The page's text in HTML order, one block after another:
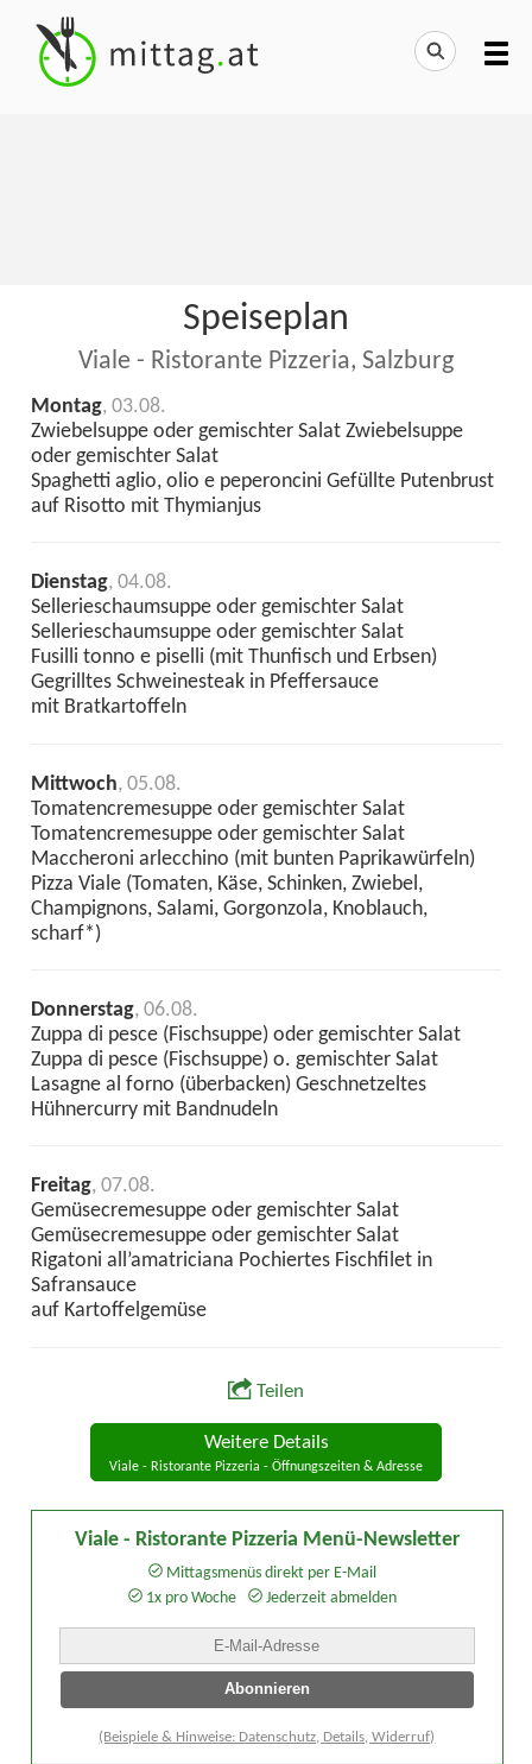
Speiseplan
Viale - Ristorante Pizzeria, Salzburg
Montag, 03.08.
Zwiebelsuppe oder gemischter Salat Zwiebelsuppe
oder gemischter Salat
Spaghetti aglio, olio e peperoncini Gefüllte Putenbrust
auf Risotto mit Thymianjus
Dienstag, 04.08.
Sellerieschaumsuppe oder gemischter Salat
Sellerieschaumsuppe oder gemischter Salat
Fusilli tonno e piselli (mit Thunfisch und Erbsen)
Gegrilltes Schweinesteak in Pfeffersauce
mit Bratkartoffeln
Mittwoch, 05.08.
Tomatencremesuppe oder gemischter Salat
Tomatencremesuppe oder gemischter Salat
Maccheroni arlecchino (mit bunten Paprikawürfeln)
Pizza Viale (Tomaten, Käse, Schinken, Zwiebel,
Champignons, Salami, Gorgonzola, Knoblauch,
scharf*)
Donnerstag, 06.08.
Zuppa di pesce (Fischsuppe) oder gemischter Salat
Zuppa di pesce (Fischsuppe) o. gemischter Salat
Lasagne al forno (überbacken) Geschnetzeltes
Hühnercurry mit Bandnudeln
Freitag, 07.08.
Gemüsecremesuppe oder gemischter Salat
Gemüsecremesuppe oder gemischter Salat
Rigatoni all’amatriciana Pochiertes Fischfilet in
Safransauce
auf Kartoffelgemüse
Teilen
Weitere Details
Viale - Ristorante Pizzeria - Öffnungszeiten & Adresse
Viale - Ristorante Pizzeria Menü-Newsletter
Mittagsmenüs direkt per E-Mail
1x pro Woche
Jederzeit abmelden
(Beispiele & Hinweise: Datenschutz, Details, Widerruf)